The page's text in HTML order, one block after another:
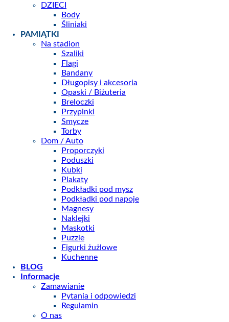
DZIECI
Body
Śliniaki
PAMIĄTKI
Na stadion
Szaliki
Flagi
Bandany
Długopisy i akcesoria
Opaski / Biżuteria
Breloczki
Przypinki
Smycze
Torby
Dom / Auto
Proporczyki
Poduszki
Kubki
Plakaty
Podkładki pod mysz
Podkładki pod napoje
Magnesy
Naklejki
Maskotki
Puzzle
Figurki żużlowe
Kuchenne
BLOG
Informacje
Zamawianie
Pytania i odpowiedzi
Regulamin
O nas